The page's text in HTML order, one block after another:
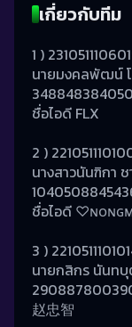
เกี่ยวกับทีม
ชื่อไอดี FLX
2 )
นางสาวนันฑิกา
ชื่อไอดี
3 )
นายกสิกร นันท
赵忠智